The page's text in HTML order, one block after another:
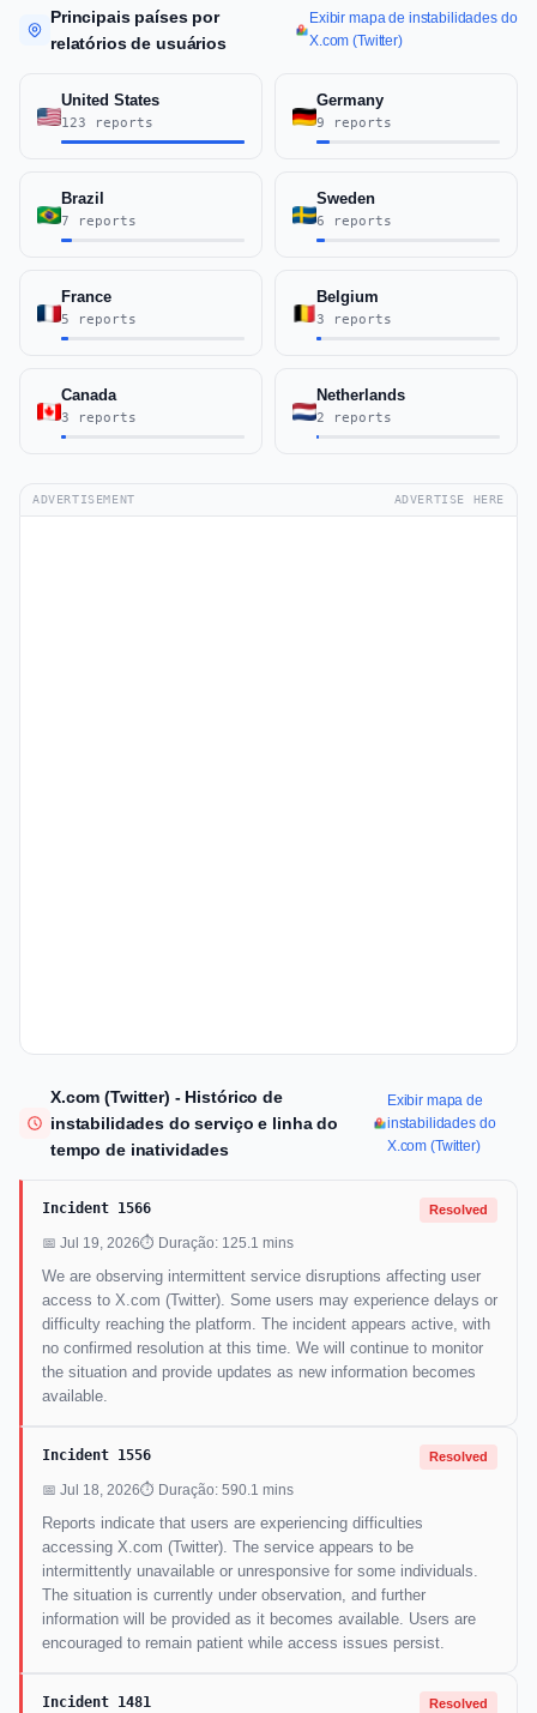
Principais países por
relatórios de usuários
Exibir mapa de instabilidades do
X.com (Twitter)
United States
123 reports
Germany
9 reports
Brazil
7 reports
Sweden
6 reports
France
5 reports
Belgium
3 reports
Canada
3 reports
Netherlands
2 reports
ADVERTISEMENT ADVERTISE HERE
X.com (Twitter) - Histórico de
instabilidades do serviço e linha do
tempo de inatividades
Exibir mapa de
instabilidades do
X.com (Twitter)
Incident 1566 Resolved
📅 Jul 19, 2026⏱ Duração: 125.1 mins
We are observing intermittent service disruptions affecting user
access to X.com (Twitter). Some users may experience delays or
difficulty reaching the platform. The incident appears active, with
no confirmed resolution at this time. We will continue to monitor
the situation and provide updates as new information becomes
available.
Incident 1556 Resolved
📅 Jul 18, 2026⏱ Duração: 590.1 mins
Reports indicate that users are experiencing difficulties
accessing X.com (Twitter). The service appears to be
intermittently unavailable or unresponsive for some individuals.
The situation is currently under observation, and further
information will be provided as it becomes available. Users are
encouraged to remain patient while access issues persist.
Incident 1481 Resolved